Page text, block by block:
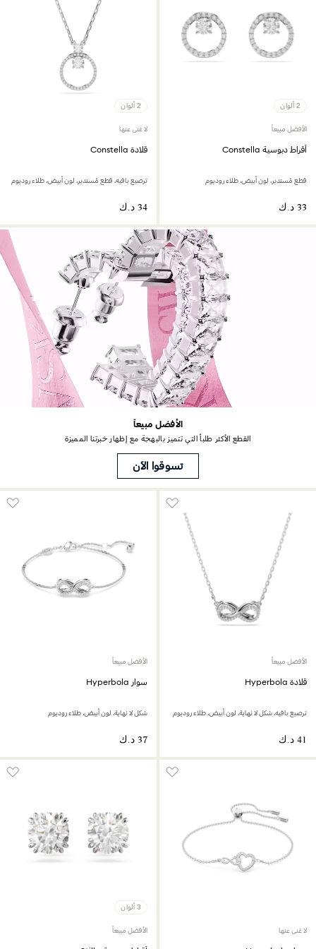
2 ألوان
الأفضل مبيعاً
أقراط دبوسية Constella
قطع مُستدير، لون أبيض، طلاء روديوم
2 ألوان
لا غنى عنها
قلادة Constella
ترصيع بافيه، قطع مُستدير، لون أبيض، طلاء روديوم
الأفضل مبيعاً
القطع الأكثر طلباُ التي تتميز بالبهجة مع إظهار خبرتنا المميزة
تسوقوا الآن
الأفضل مبيعاً
قلادة Hyperbola
ترصيع بافيه، شكل لا نهاية، لون أبيض، طلاء روديوم
الأفضل مبيعاً
سوار Hyperbola
شكل لا نهاية، لون أبيض، طلاء روديوم
لا غنى عنها
3 ألوان
الأفضل مبيعاً